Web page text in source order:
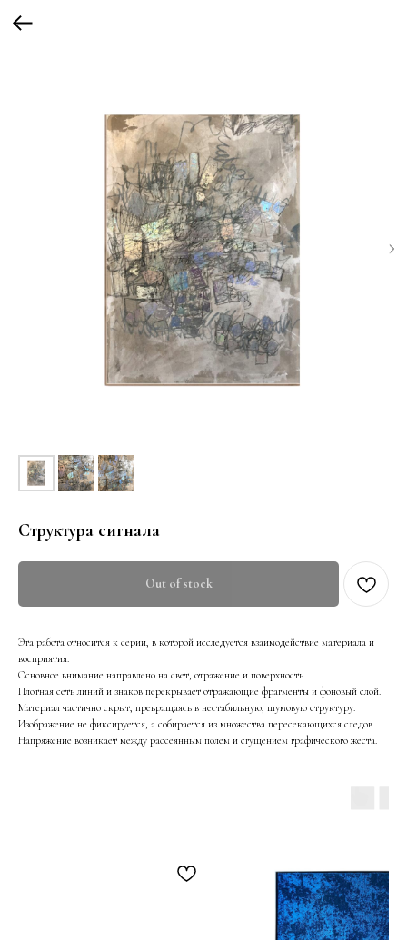
Структура сигнала
Out of stock
Эта работа относится к серии, в которой исследуется взаимодействие материала и
восприятия.
Основное внимание направлено на свет, отражение и поверхность.
Плотная сеть линий и знаков перекрывает отражающие фрагменты и фоновый слой.
Материал частично скрыт, превращаясь в нестабильную, шумовую структуру.
Изображение не фиксируется, а собирается из множества пересекающихся следов.
Напряжение возникает между рассеянным полем и сгущением графического жеста.